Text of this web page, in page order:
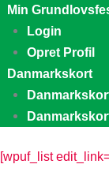
Min
Login
Opret Profil
Danmarkskort
[wpuf_list